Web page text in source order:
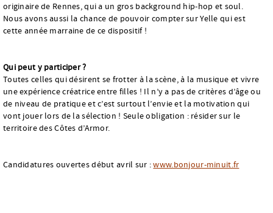
originaire de Rennes, qui a un gros background hip-hop et soul.
Nous avons aussi la chance de pouvoir compter sur Yelle qui est
cette année marraine de ce dispositif !
Qui peut y participer ?
Toutes celles qui désirent se frotter à la scène, à la musique et vivre
une expérience créatrice entre filles ! Il n’y a pas de critères d’âge ou
de niveau de pratique et c’est surtout l’envie et la motivation qui
vont jouer lors de la sélection ! Seule obligation : résider sur le
territoire des Côtes d’Armor.
Candidatures ouvertes début avril sur :www.bonjour-minuit.fr